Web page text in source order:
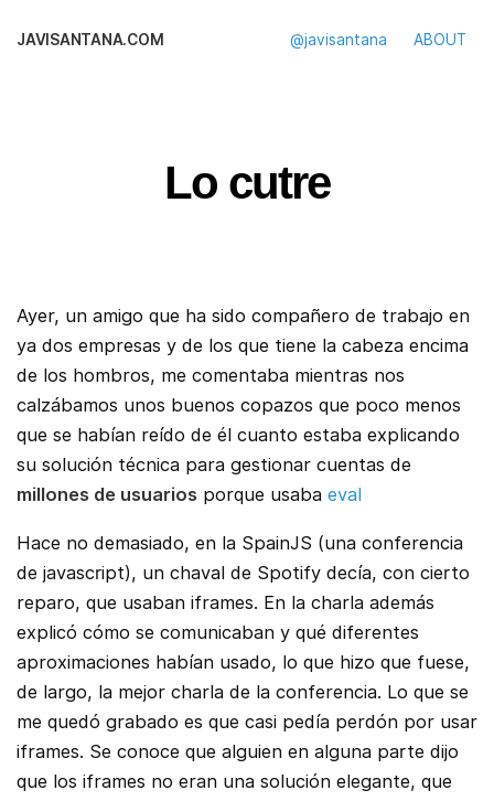
JAVISANTANA.COM @javisantana ABOUT
Lo cutre
Ayer, un amigo que ha sido compañero de trabajo en
ya dos empresas y de los que tiene la cabeza encima
de los hombros, me comentaba mientras nos
calzábamos unos buenos copazos que poco menos
que se habían reído de él cuanto estaba explicando
su solución técnica para gestionar cuentas de
millones de usuarios porque usaba eval
Hace no demasiado, en la SpainJS (una conferencia
de javascript), un chaval de Spotify decía, con cierto
reparo, que usaban iframes. En la charla además
explicó cómo se comunicaban y qué diferentes
aproximaciones habían usado, lo que hizo que fuese,
de largo, la mejor charla de la conferencia. Lo que se
me quedó grabado es que casi pedía perdón por usar
iframes. Se conoce que alguien en alguna parte dijo
que los iframes no eran una solución elegante, que